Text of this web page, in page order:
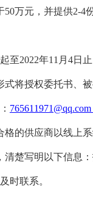
50万元，并提供2-4
至2022年1 1 月 4日
式将授权委托书、
765611971@qq.com
的供应商以线上系
清楚写明以下信息
时联系。